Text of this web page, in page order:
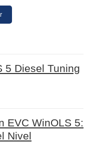
5 Diesel Tuning
EVC WinOLS 5:
Nivel